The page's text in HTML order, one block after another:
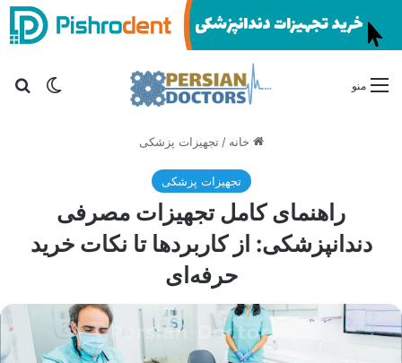
تغییر منو
خانه / تجهیزات پزشکی
تجهیزات پزشکی
راهنمای کامل تجهیزات مصرفی
دندانپزشکی: از کاربردها تا نکات خرید
حرفه‌ای